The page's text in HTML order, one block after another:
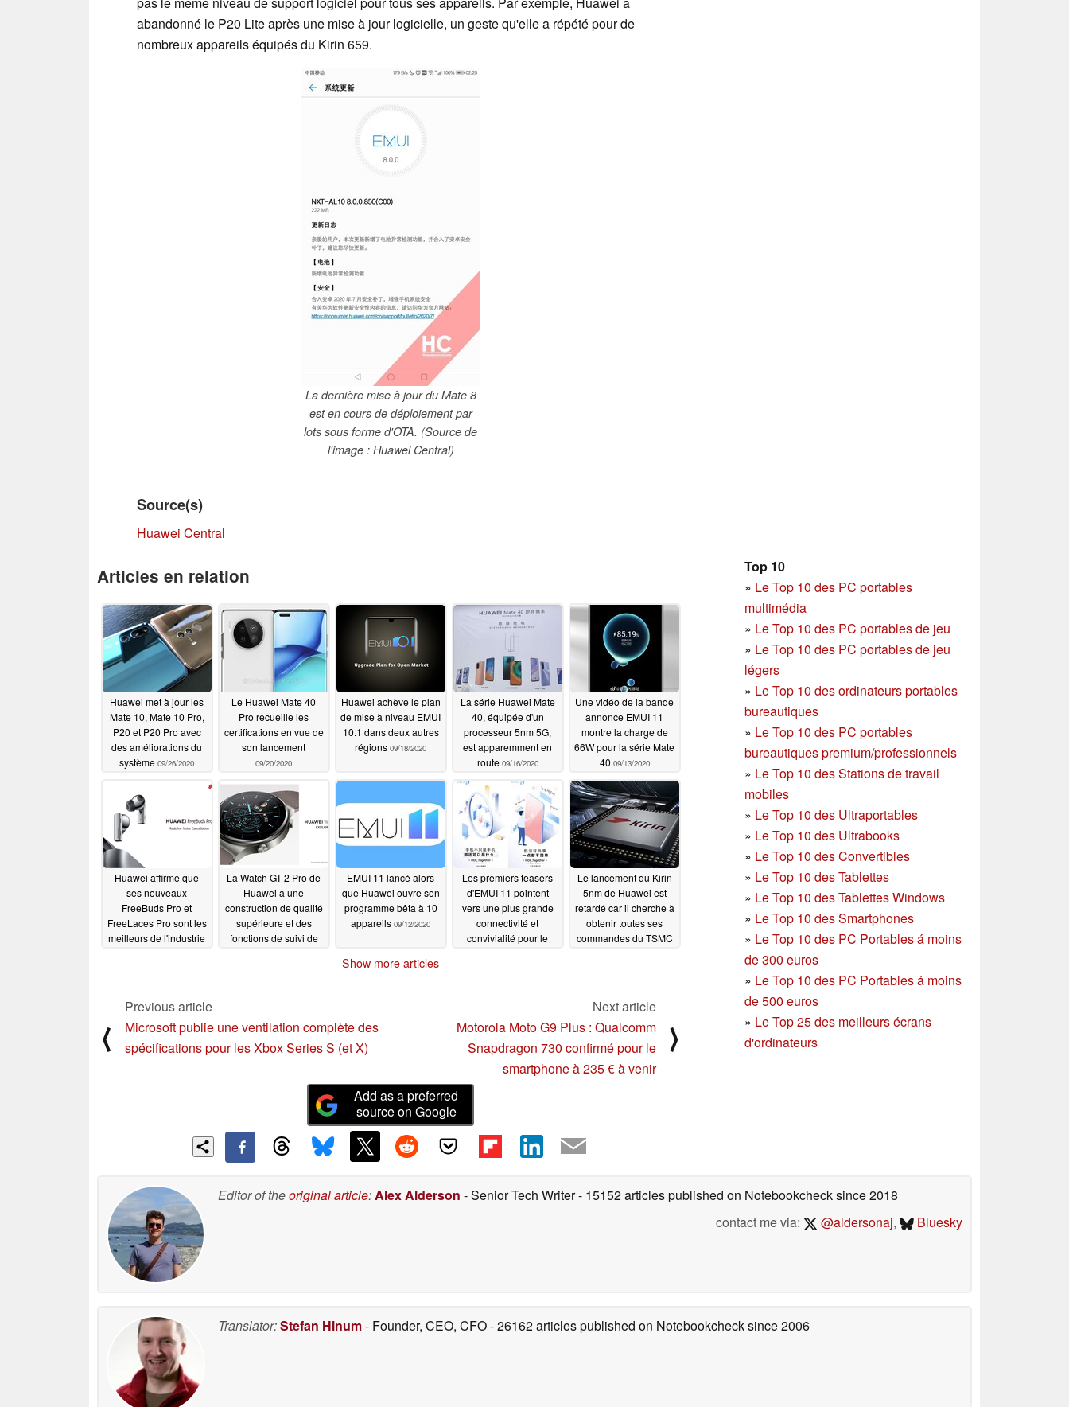
abandonné le P20 Lite après une mise à jour logicielle, un geste qu'elle a répété pour de
nombreux appareils équipés du Kirin 659.
La dernière mise à jour du Mate 8
est en cours de déploiement par
lots sous forme d'OTA. (Source de
l'image : Huawei Central)
Source(s)
Huawei Central
Top 10
» Le Top 10 des PC portables
multimédia
» Le Top 10 des PC portables de jeu
» Le Top 10 des PC portables de jeu
légers
» Le Top 10 des ordinateurs portables
bureautiques
» Le Top 10 des PC portables
bureautiques premium/professionnels
» Le Top 10 des Stations de travail
mobiles
» Le Top 10 des Ultraportables
» Le Top 10 des Ultrabooks
» Le Top 10 des Convertibles
» Le Top 10 des Tablettes
» Le Top 10 des Tablettes Windows
» Le Top 10 des Smartphones
» Le Top 10 des PC Portables á moins
de 300 euros
» Le Top 10 des PC Portables á moins
de 500 euros
» Le Top 25 des meilleurs écrans
d'ordinateurs
Articles en relation
Huawei met à jour les
Mate 10, Mate 10 Pro,
P20 et P20 Pro avec
des améliorations du
système 09/26/2020
Le Huawei Mate 40
Pro recueille les
certifications en vue de
son lancement
09/20/2020
Huawei achève le plan
de mise à niveau EMUI
10.1 dans deux autres
régions 09/18/2020
La série Huawei Mate
40, équipée d'un
processeur 5nm 5G,
est apparemment en
route 09/16/2020
Une vidéo de la bande
annonce EMUI 11
montre la charge de
66W pour la série Mate
40 09/13/2020
Huawei affirme que
ses nouveaux
FreeBuds Pro et
FreeLaces Pro sont les
meilleurs de l'industrie
La Watch GT 2 Pro de
Huawei a une
construction de qualité
supérieure et des
fonctions de suivi de
EMUI 11 lancé alors
que Huawei ouvre son
programme bêta à 10
appareils 09/12/2020
Les premiers teasers
d'EMUI 11 pointent
vers une plus grande
connectivité et
convivialité pour le
Le lancement du Kirin
5nm de Huawei est
retardé car il cherche à
obtenir toutes ses
commandes du TSMC
Show more articles
⟨
Previous article
Microsoft publie une ventilation complète des
spécifications pour les Xbox Series S (et X)
Next article
Motorola Moto G9 Plus : Qualcomm
Snapdragon 730 confirmé pour le
smartphone à 235 € à venir
⟩
Add as a preferred
source on Google
Editor of theoriginal article:Alex Alderson - Senior Tech Writer- 15152 articles published on Notebookchecksince 2018
contact me via:
@aldersonaj, Bluesky
Translator:Stefan Hinum- Founder, CEO, CFO- 26162 articles published on Notebookchecksince 2006